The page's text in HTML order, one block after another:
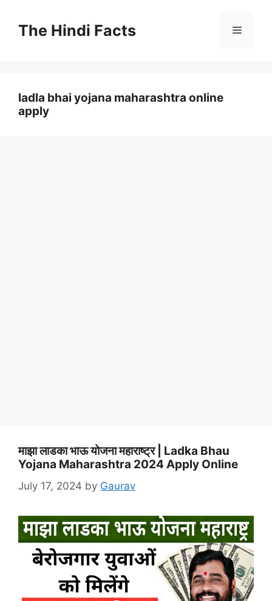
The Hindi Facts
ladla bhai yojana maharashtra online
apply
माझा लाडका भाऊ योजना महाराष्ट्र | Ladka Bhau
Yojana Maharashtra 2024 Apply Online
July 17, 2024 by Gaurav